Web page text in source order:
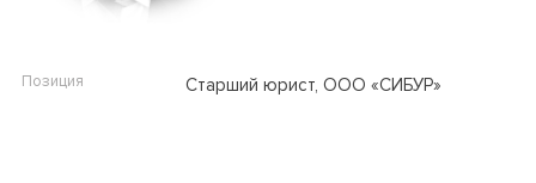
Позиция Старший юрист, ООО «СИБУР»